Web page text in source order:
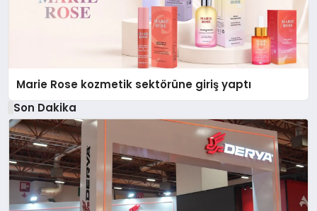
Marie Rose kozmetik sektörüne giriş yaptı
Son Dakika